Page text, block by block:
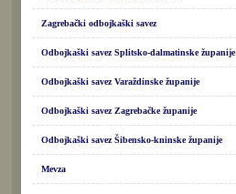
Zagrebački odbojkaški savez
Odbojkaški savez Splitsko-dalmatinske županije
Odbojkaški savez Varaždinske županije
Odbojkaški savez Zagrebačke županije
Odbojkaški savez Šibensko-kninske županije
Mevza